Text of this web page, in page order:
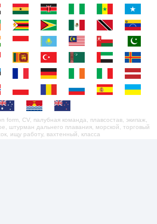
CV, палубная команда, плавсостав, экипаж,
штурман дальнего плавания, морской, торговый
ищу работу, вахтенный, класса